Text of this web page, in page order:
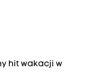
hit wakacji w